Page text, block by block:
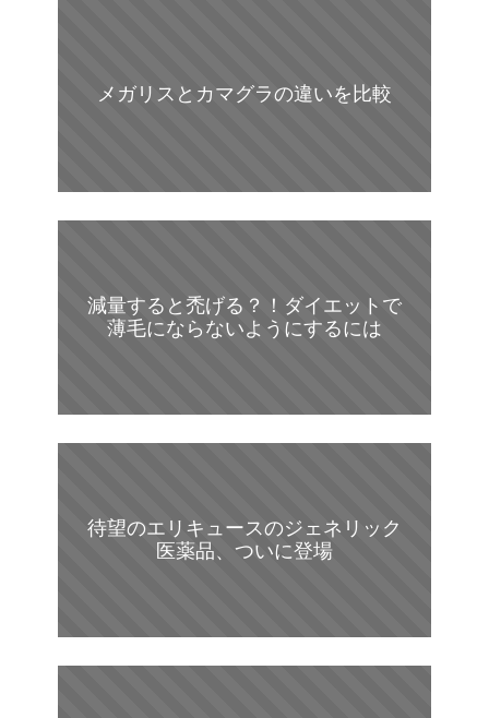
メガリスとカマグラの違いを比較
減量すると禿げる？！ダイエットで
薄毛にならないようにするには
待望のエリキュースのジェネリック
医薬品、ついに登場